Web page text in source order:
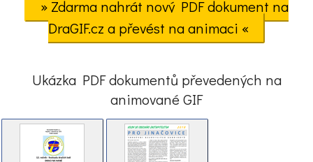
» Zdarma nahrát nový PDF dokument na
DraGIF.cz a převést na animaci «
Ukázka PDF dokumentů převedených na
animované GIF